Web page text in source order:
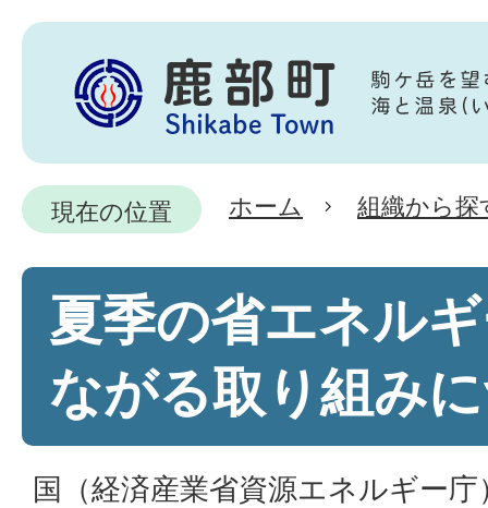
現在の位置 ホーム 組織から探
夏季の省エネル
ながる取り組み
国（経済産業省資源エネルギー